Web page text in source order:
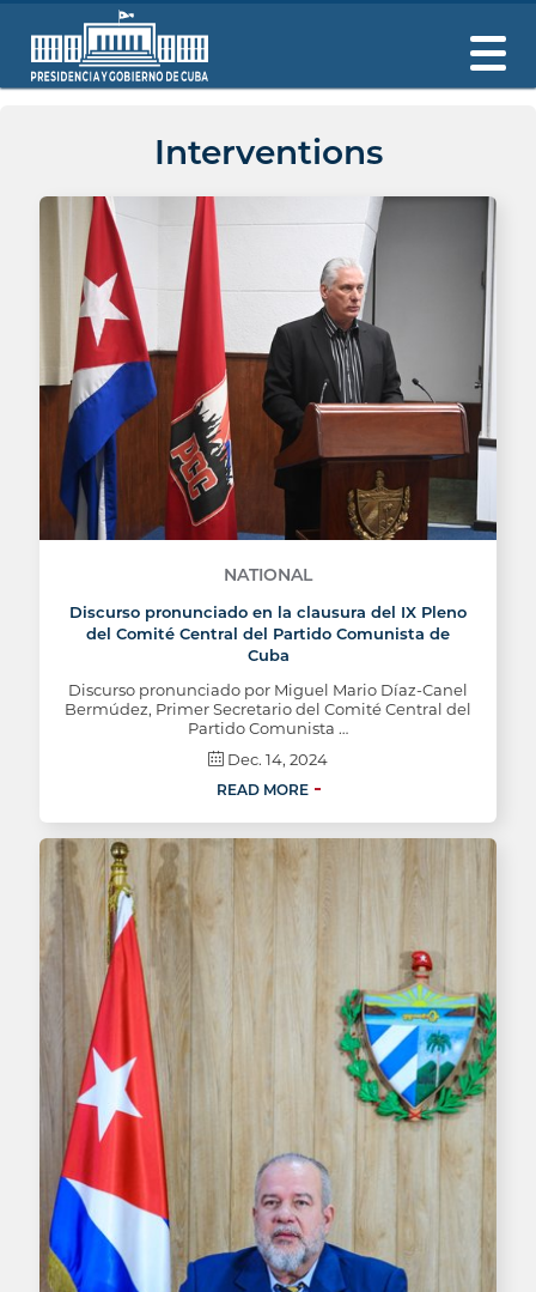
Interventions
NATIONAL
Discurso pronunciado en la clausura del IX Pleno
del Comité Central del Partido Comunista de
Cuba
Discurso pronunciado por Miguel Mario Díaz-Canel
Bermúdez, Primer Secretario del Comité Central del
Partido Comunista …
Dec. 14, 2024
READ MORE